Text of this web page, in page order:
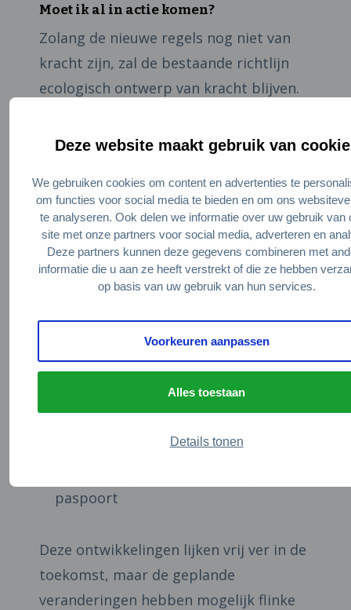
Deze website maakt gebruik van
We gebruiken cookies om content en advertenties te
om functies voor social media te bieden en om ons
te analyseren. Ook delen we informatie over uw gebruik van
site met onze partners voor social media, adverteren en
Deze partners kunnen deze gegevens combineren met
informatie die u aan ze heeft verstrekt of die ze hebben
op basis van uw gebruik van hun services.
Voorkeuren aanpassen
Alles toestaan
Details tonen
Moet ik al in actie komen?
Zolang de nieuwe regels nog niet van
kracht zijn, zal de bestaande richtlijn
ecologisch ontwerp van kracht blijven.
2024 een update ondervonden. Op zijn
2024 in werking. De komende maanden
wordt het voorstel besproken door het
Europees Parlement, en worden mogelijk
nog enkele verbeterpunten toegevoegd.
Mogelijke toevoegingen kunnen zijn:
Verbod op veroudering, waarbij
producten sneller kapotgaan dan zou
verkochte producten
paspoort
Deze ontwikkelingen lijken vrij ver in de
toekomst, maar de geplande
veranderingen hebben mogelijk flinke